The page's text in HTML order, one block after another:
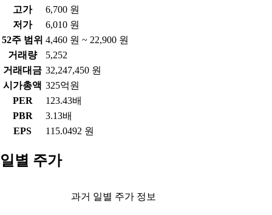
고가
6,700 원
저가
6,010 원
52주 범위 4,460 원 ~ 22,900 원
거래량
5,252
거래대금 32,247,450 원
시가총액 325억원
PER
123.43배
PBR
3.13배
EPS
115.0492 원
일별 주가
과거 일별 주가 정보